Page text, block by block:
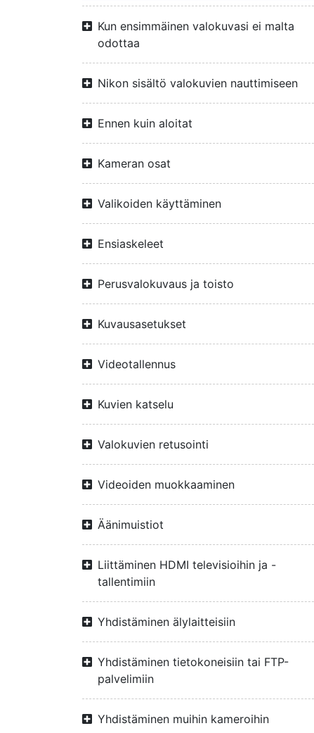
Kun ensimmäinen valokuvasi ei malta
odottaa
Nikon sisältö valokuvien nauttimiseen
Ennen kuin aloitat
Kameran osat
Valikoiden käyttäminen
Ensiaskeleet
Perusvalokuvaus ja toisto
Kuvausasetukset
Videotallennus
Kuvien katselu
Valokuvien retusointi
Videoiden muokkaaminen
Äänimuistiot
Liittäminen HDMI televisioihin ja -
tallentimiin
Yhdistäminen älylaitteisiin
Yhdistäminen tietokoneisiin tai FTP-
palvelimiin
Yhdistäminen muihin kameroihin